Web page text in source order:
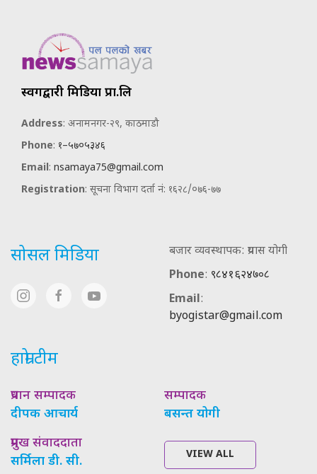
स्वर्गद्वारी मिडिया प्रा.लि
Address: अनामनगर-२९, काठमाडौ
Phone: १–५७०५३४६
Email: nsamaya75@gmail.com
Registration: सूचना विभाग दर्ता नं: १६२८/०७६-७७
सोसल मिडिया
बजार व्यवस्थापक: प्रयास योगी
Phone: ९८४१६२४७०८
Email:
byogistar@gmail.com
हाम्रो टीम
प्रधान सम्पादक
दीपक आचार्य
सम्पादक
बसन्त योगी
प्रमुख संवाददाता
सर्मिला डी. सी.
VIEW ALL